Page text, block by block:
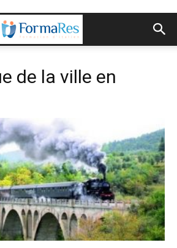
de la ville en